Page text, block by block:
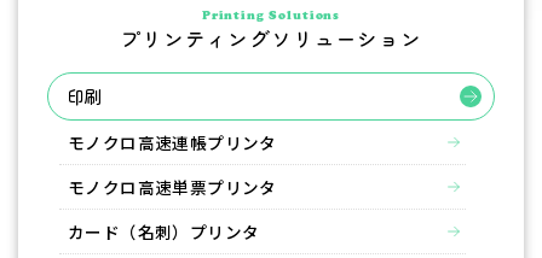
Printing Solutions
プリンティングソリューション
印刷
モノクロ高速連帳プリンタ
モノクロ高速単票プリンタ
カード（名刺）プリンタ